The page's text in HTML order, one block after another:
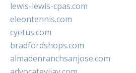
lewis-lewis-cpas.com
eleontennis.com
cyetus.com
bradfordshops.com
almadenranchsanjose.com